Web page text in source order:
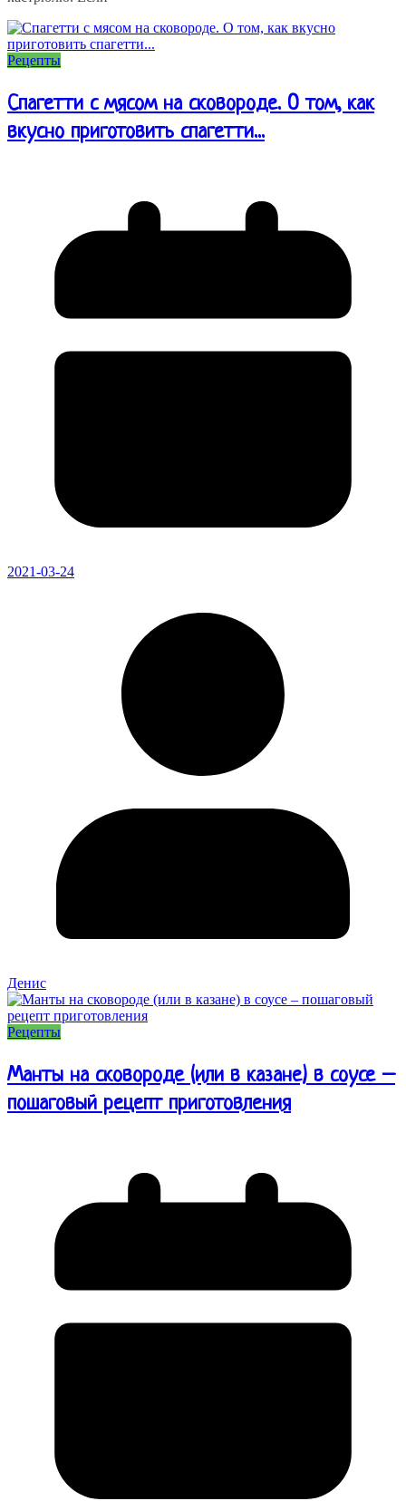
Рецепты
Спагетти с мясом на сковороде. О том, как
вкусно приготовить спагетти...
2021-03-24
Денис
Рецепты
Манты на сковороде (или в казане) в соусе –
пошаговый рецепт приготовления